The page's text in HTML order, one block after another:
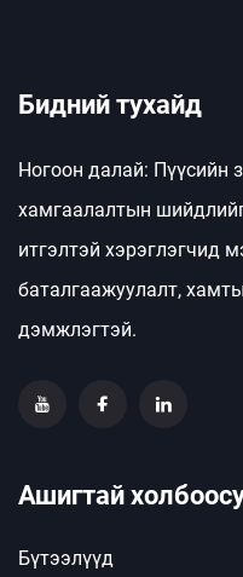
Бидний тухайд
Ногоон далай: Пүүсийн
хамгаалалтын
итгэлтэй хэрэглэгчид
баталгаажуулалт,
дэмжлэгтэй.
Ашигтай
Бүтээлүүд